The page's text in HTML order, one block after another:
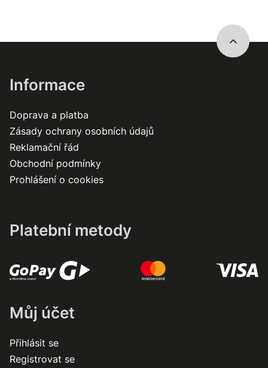
Informace
Doprava a platba
Zásady ochrany osobních údajů
Reklamační řád
Obchodní podmínky
Prohlášení o cookies
Platební metody
Můj účet
Přihlásit se
Registrovat se